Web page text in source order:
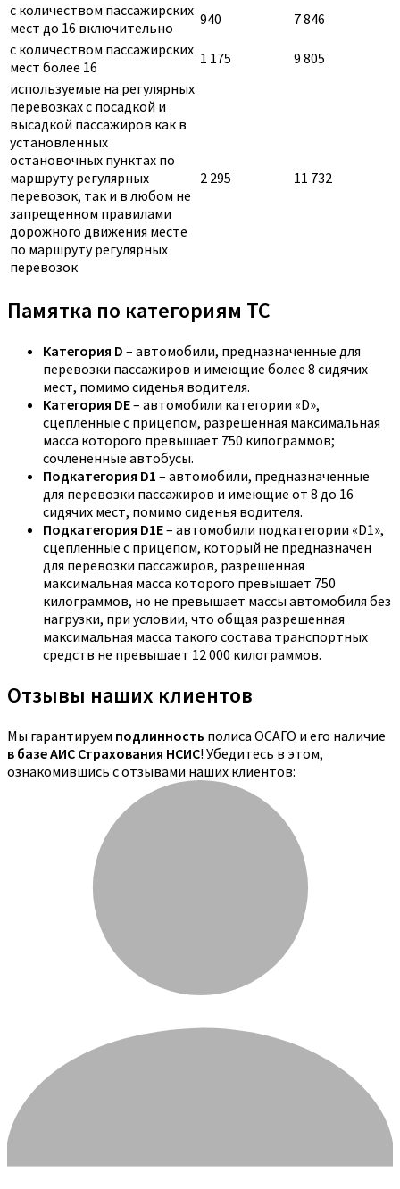
с количеством пассажирских
мест до 16 включительно
940
7 846
с количеством пассажирских
мест более 16
1 175
9 805
используемые на регулярных
перевозках с посадкой и
высадкой пассажиров как в
установленных
остановочных пунктах по
маршруту регулярных
перевозок, так и в любом не
запрещенном правилами
дорожного движения месте
по маршруту регулярных
перевозок
2 295 11 732
Памятка по категориям ТС
Категория D – автомобили, предназначенные для
перевозки пассажиров и имеющие более 8 сидячих
мест, помимо сиденья водителя.
Категория DE– автомобили категории «D»,
сцепленные с прицепом, разрешенная максимальная
масса которого превышает 750 килограммов;
сочлененные автобусы.
Подкатегория D1 – автомобили, предназначенные
для перевозки пассажиров и имеющие от 8 до 16
сидячих мест, помимо сиденья водителя.
Подкатегория D1E– автомобили подкатегории «D1»,
сцепленные с прицепом, который не предназначен
для перевозки пассажиров, разрешенная
максимальная масса которого превышает 750
килограммов, но не превышает массы автомобиля без
нагрузки, при условии, что общая разрешенная
максимальная масса такого состава транспортных
средств не превышает 12 000 килограммов.
Отзывы наших клиентов
Мы гарантируем подлинность полиса ОСАГО и его наличие
в базе АИС Страхования НСИС! Убедитесь в этом,
ознакомившись с отзывами наших клиентов: